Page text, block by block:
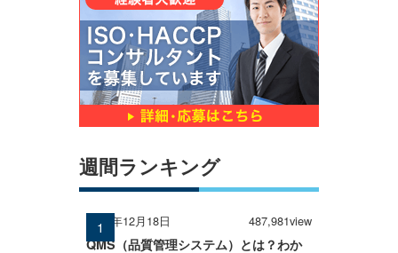
週間ランキング
2024年12月18日 487,981view
QMS（品質管理システム）とは？わか